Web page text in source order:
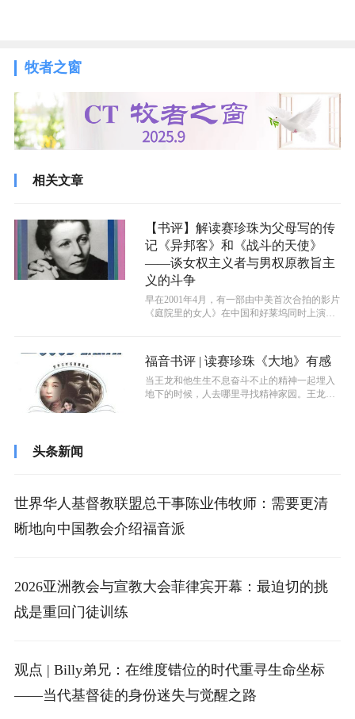
牧者之窗
相关文章
【书评】解读赛珍珠为父母写的传
记《异邦客》和《战斗的天使》
——谈女权主义者与男权原教旨主
义的斗争
早在2001年4月，有一部由中美首次合拍的影片
《庭院里的女人》在中国和好莱坞同时上演，
福音书评 | 读赛珍珠《大地》有感
当王龙和他生生不息奋斗不止的精神一起埋入
地下的时候，人去哪里寻找精神家园。王龙是
头条新闻
世界华人基督教联盟总干事陈业伟牧师：需要更清
晰地向中国教会介绍福音派
2026亚洲教会与宣教大会菲律宾开幕：最迫切的挑
战是重回门徒训练
观点 | Billy弟兄：在维度错位的时代重寻生命坐标
——当代基督徒的身份迷失与觉醒之路